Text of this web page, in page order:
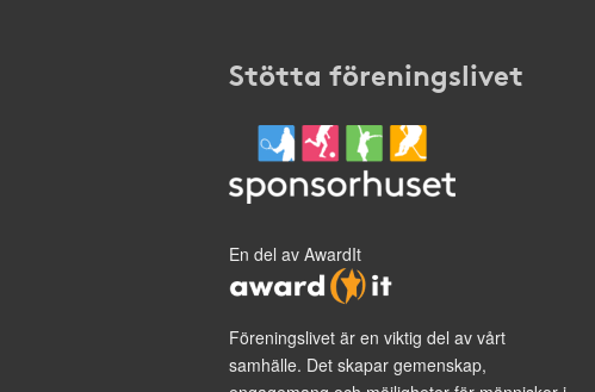
Stötta föreningslivet
En del av AwardIt
Föreningslivet är en viktig del av vårt
samhälle. Det skapar gemenskap,